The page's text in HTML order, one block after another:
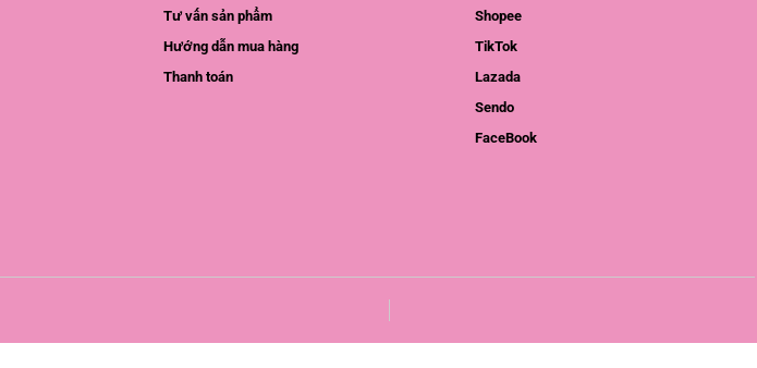
Tư vấn sản phẩm
Hướng dẫn mua hàng
Thanh toán
Shopee
TikTok
Lazada
Sendo
FaceBook